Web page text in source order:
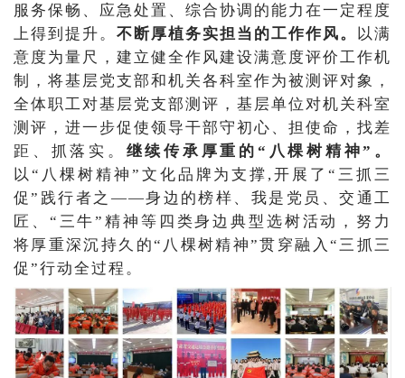
服务保畅、应急处置、综合协调的能力在一定程度
上得到提升。 不断厚植务实担当的工作作风。
以满
意度为量尺，建立健全作风建设满意度评价工作机
制，将基层党支部和机关各科室作为被测评对象，
全体职工对基层党支部测评，基层单位对机关科室
测评，进一步促使领导干部守初心、担使命，找差
距、抓落实。 继续传承厚重的“八棵树精神”。
以“八棵树精神”文化品牌为支撑,开展了“三抓三
促”践行者之——身边的榜样、我是党员、交通工
匠、“三牛”精神等四类身边典型选树活动，努力
将厚重深沉持久的“八棵树精神”贯穿融入“三抓三
促”行动全过程。